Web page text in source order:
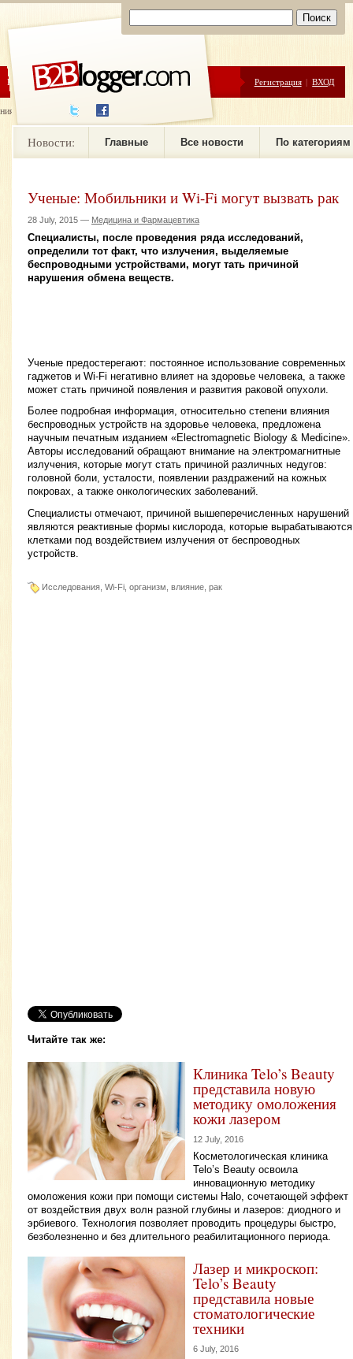
ЦЕНЫ ПОМОЩЬ Регистрация | ВХОД
новостей
Новости: Главные Все новости По категориям
Ученые: Мобильники и Wi-Fi могут вызвать рак
28 July, 2015 — Медицина и Фармацевтика
Специалисты, после проведения ряда исследований,
определили тот факт, что излучения, выделяемые
беспроводными устройствами, могут тать причиной
нарушения обмена веществ.
Ученые предостерегают: постоянное использование современных
гаджетов и Wi-Fi негативно влияет на здоровье человека, а также
может стать причиной появления и развития раковой опухоли.
Более подробная информация, относительно степени влияния
беспроводных устройств на здоровье человека, предложена
научным печатным изданием «Electromagnetic Biology & Medicine».
Авторы исследований обращают внимание на электромагнитные
излучения, которые могут стать причиной различных недугов:
головной боли, усталости, появлении раздражений на кожных
покровах, а также онкологических заболеваний.
Специалисты отмечают, причиной вышеперечисленных нарушений
являются реактивные формы кислорода, которые вырабатываются
клетками под воздействием излучения от беспроводных
устройств.
Исследования, Wi-Fi, организм, влияние, рак
Читайте так же:
Клиника Telo’s Beauty
представила новую
методику омоложения
кожи лазером
12 July, 2016
Косметологическая клиника
Telo’s Beauty освоила
инновационную методику
омоложения кожи при помощи системы Halo, сочетающей эффект
от воздействия двух волн разной глубины и лазеров: диодного и
эрбиевого. Технология позволяет проводить процедуры быстро,
безболезненно и без длительного реабилитационного периода.
Лазер и микроскоп:
Telo’s Beauty
представила новые
стоматологические
техники
6 July, 2016